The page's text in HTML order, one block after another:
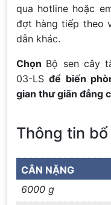
qua hotline hoặc
đợt hàng tiếp theo
dẫn khác.
Chọn Bộ sen cây
03-LS để biến
gian thư giãn đẳng
Thông tin
CÂN NẶNG
6000 g